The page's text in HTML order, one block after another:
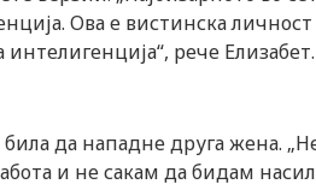
Ова е вистинска личност
рече Елизабет.
да нападне друга жена.
и не сакам да бидам